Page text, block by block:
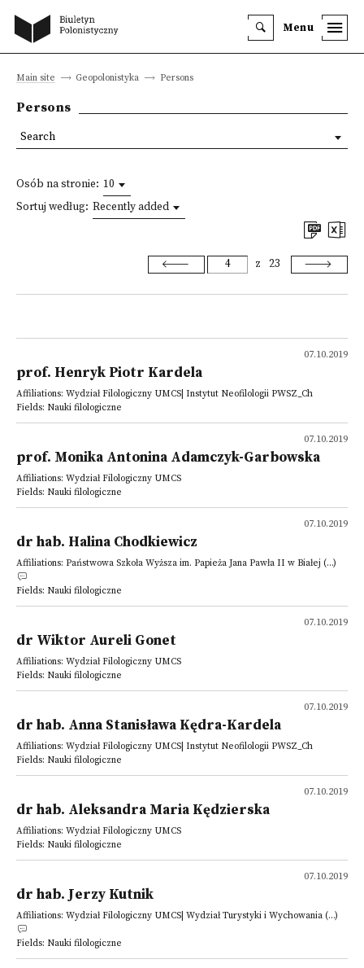
Menu
Main site Geopolonistyka Persons
Persons
Osób na stronie: 10
Sortuj według: Recently added
z 23
07.10.2019
prof. Henryk Piotr Kardela
Affiliations: Wydział Filologiczny UMCS| Instytut Neofilologii PWSZ_Ch
Fields: Nauki filologiczne
07.10.2019
prof. Monika Antonina Adamczyk-Garbowska
Affiliations: Wydział Filologiczny UMCS
Fields: Nauki filologiczne
07.10.2019
dr hab. Halina Chodkiewicz
Affiliations: Państwowa Szkoła Wyższa im. Papieża Jana Pawła II w Białej (...)
Fields: Nauki filologiczne
07.10.2019
dr Wiktor Aureli Gonet
Affiliations: Wydział Filologiczny UMCS
Fields: Nauki filologiczne
07.10.2019
dr hab. Anna Stanisława Kędra-Kardela
Affiliations: Wydział Filologiczny UMCS| Instytut Neofilologii PWSZ_Ch
Fields: Nauki filologiczne
07.10.2019
dr hab. Aleksandra Maria Kędzierska
Affiliations: Wydział Filologiczny UMCS
Fields: Nauki filologiczne
07.10.2019
dr hab. Jerzy Kutnik
Affiliations: Wydział Filologiczny UMCS| Wydział Turystyki i Wychowania (...)
Fields: Nauki filologiczne
Search